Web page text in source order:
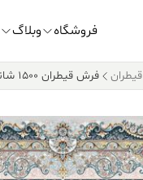
فروشگاه وبلاگ
فرش قیطران ۱۵۰۰ شانه طرح مهرو فیلی